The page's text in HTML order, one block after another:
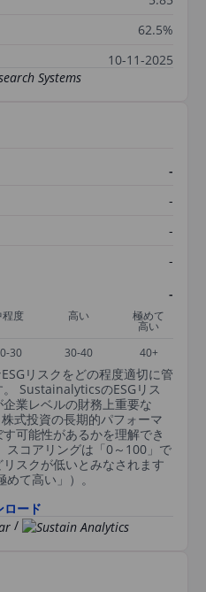
62.5%
10-11-2025
-
-
-
-
-
程度 高い 極めて
高い
30 30-40 40+
リスクをどの程度適切に管
SustainalyticsのESGリス
業レベルの財務上重要な
式投資の長期的パフォーマ
可能性があるかを理解でき
スコアリングは「0～100」で
スクが低いとみなされます
て高い」）。
ロード
/